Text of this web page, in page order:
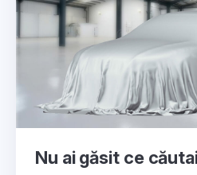
Nu ai găsit ce